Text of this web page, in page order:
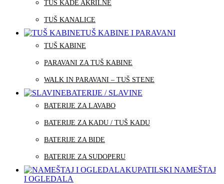
TUŠ KADE AKRILNE
TUŠ KANALICE
TUŠ KABINE I PARAVANI
TUŠ KABINE
PARAVANI ZA TUŠ KABINE
WALK IN PARAVANI – TUŠ STENE
BATERIJE / SLAVINE
BATERIJE ZA LAVABO
BATERIJE ZA KADU / TUŠ KADU
BATERIJE ZA BIDE
BATERIJE ZA SUDOPERU
KUPATILSKI NAMEŠTAJ
I OGLEDALA